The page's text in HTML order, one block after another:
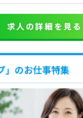
求人の詳細を見る
」のお仕事特集